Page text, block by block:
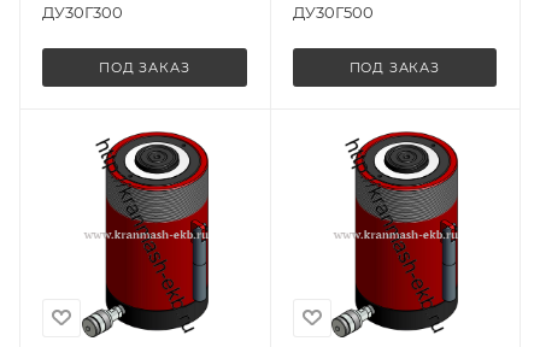
ДУ30Г300
ПОД ЗАКАЗ
ДУ30Г500
ПОД ЗАКАЗ